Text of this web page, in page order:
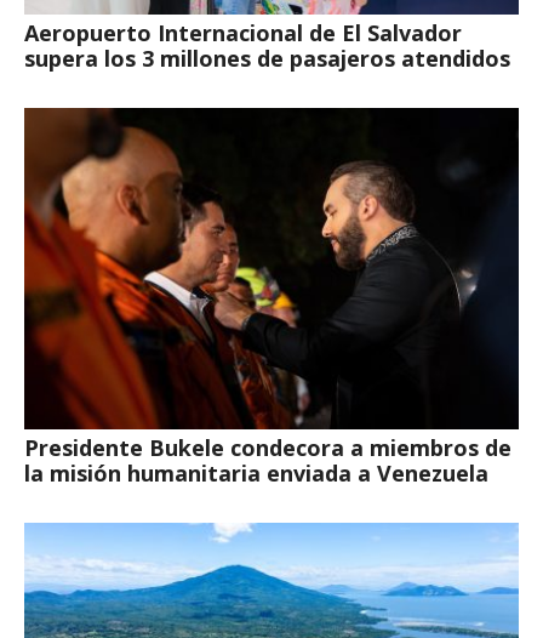
Aeropuerto Internacional de El Salvador
supera los 3 millones de pasajeros atendidos
Presidente Bukele condecora a miembros de
la misión humanitaria enviada a Venezuela